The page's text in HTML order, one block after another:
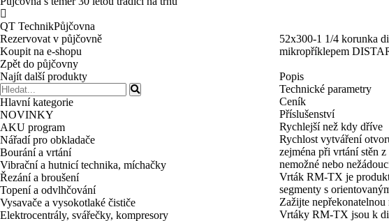
QT TechnikPůjčovna
Rezervovat v půjčovně
Koupit na e-shopu
Zpět do půjčovny
Najít další produkty
Hlavní kategorie
NOVINKY
AKU program
Nářadí pro obkladače
Bourání a vrtání
Vibrační a hutnicí technika, míchačky
Řezání a broušení
Topení a odvlhčování
Vysavače a vysokotlaké čističe
Elektrocentrály, svářečky, kompresory
52x300-1 1/4 korunka
mikropříklepem
Popis
Technické parametry
Ceník
Příslušenství
Rychlejší než kdy dříve
Rychlost vytváření
zejména při vrtání stěn
nemožné nebo
Vrták RM-TX je
segmenty s
Zažijte
Vrtáky RM-TX jsou k